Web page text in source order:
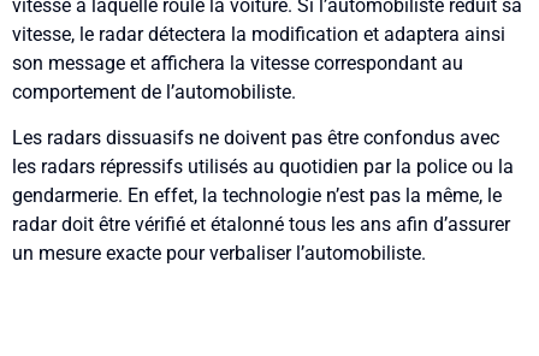
vitesse à laquelle roule la voiture. Si l’automobiliste réduit sa
vitesse, le radar détectera la modification et adaptera ainsi
son message et affichera la vitesse correspondant au
comportement de l’automobiliste.
Les radars dissuasifs ne doivent pas être confondus avec
les radars répressifs utilisés au quotidien par la police ou la
gendarmerie. En effet, la technologie n’est pas la même, le
radar doit être vérifié et étalonné tous les ans afin d’assurer
un mesure exacte pour verbaliser l’automobiliste.